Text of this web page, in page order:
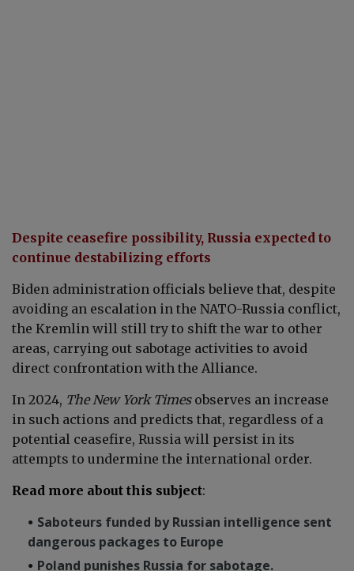
Despite ceasefire possibility, Russia expected to
continue destabilizing efforts
Biden administration officials believe that, despite
avoiding an escalation in the NATO-Russia conflict,
the Kremlin will still try to shift the war to other
areas, carrying out sabotage activities to avoid
direct confrontation with the Alliance.
In 2024, The New York Timesobserves an increase
in such actions and predicts that, regardless of a
potential ceasefire, Russia will persist in its
attempts to undermine the international order.
Read more about this subject:
Saboteurs funded by Russian intelligence sent
dangerous packages to Europe
Poland punishes Russia for sabotage.